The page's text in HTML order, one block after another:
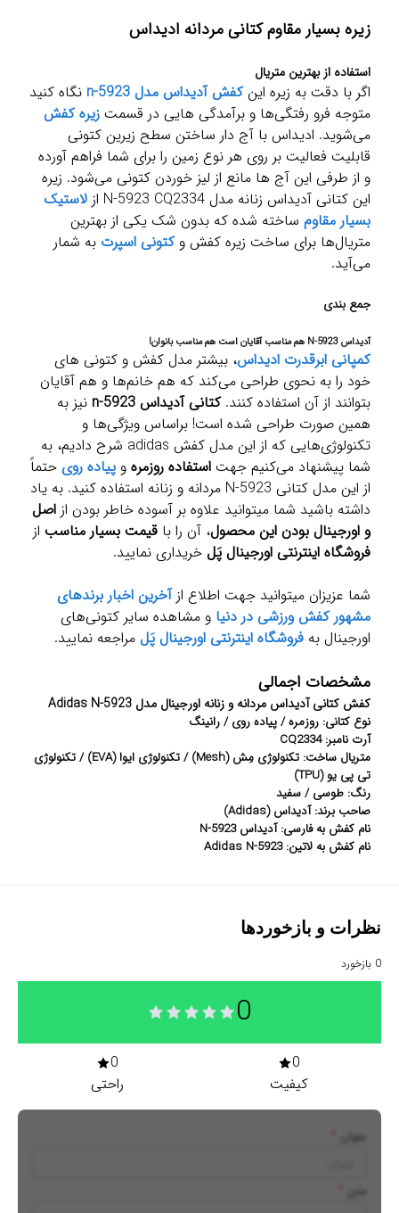
زیره بسیار مقاوم کتانی مردانه ادیداس
استفاده از بهترین متریال
اگر با دقت به زیره اینکفش آدیداس مدل n-5923
نگاه کنید
متوجه فرو رفتگی‌ها و برآمدگی هایی در قسمت زیره کفش
می‌شوید. ادیداس با آج دار ساختن سطح زیرین کتونی
قابلیت فعالیت بر روی هر نوع زمین را برای شما فراهم آورده
و از طرفی این آج ها مانع از لیز خوردن کتونی می‌شود. زیره
این کتانی آدیداس زنانه مدل N-5923 CQ2334 از
لاستیک
بسیار مقاوم ساخته شده که بدون شک یکی از بهترین
متریال‌ها برای ساخت زیره کفش وکتونی اسپرت به شمار
می‌آید.
جمع بندی
آدیداس N-5923 هم مناسب آقایان است هم مناسب بانوان!
کمپانی ابرقدرت ادیداس، بیشتر مدل کفش و کتونی های
خود را به نحوی طراحی می‌کند که هم خانم‌ها و هم آقایان
بتوانند از آن استفاده کنند.کتانی آدیداس n-5923
نیز به
همین صورت طراحی شده است! براساس ویژگی‌ها و
تکنولوژی‌هایی که از این مدل کفش adidas شرح دادیم، به
شما پیشنهاد می‌کنیم جهت استفاده روزمره و پیاده روی حتماً
از این مدل کتانی N-5923 مردانه و زنانه استفاده کنید. به یاد
داشته باشید شما میتوانید علاوه بر آسوده خاطر بودن از اصل
و اورجینال بودن این محصول، آن را با قیمت بسیار مناسب از
فروشگاه اینترنتی اورجینال پَل خریداری نمایید.
شما عزیزان میتوانید جهت اطلاع ازآخرین اخبار برندهای
مشهور کفش ورزشی در دنیا و مشاهده سایر کتونی‌های
اورجینال به فروشگاه اینترنتی اورجینال پَل مراجعه نمایید.
مشخصات اجمالی
کفش کتانی آدیداس مردانه و زنانه اورجینال مدل Adidas N-5923
نوع کتانی: روزمره / پیاده روی / رانینگ
آرت نامبر: CQ2334
متریال ساخت: تکنولوژی مِش (Mesh) / تکنولوژی ایوا (EVA) / تکنولوژی
تی پی یو (TPU)
رنگ: طوسی / سفید
صاحب برند: آدیداس (Adidas)
نام کفش به فارسی: آدیداس N-5923
نام کفش به لاتین: Adidas N-5923
نظرات و بازخوردها
0 بازخورد
0
0
کیفیت
0
راحتی
عنوان
متن